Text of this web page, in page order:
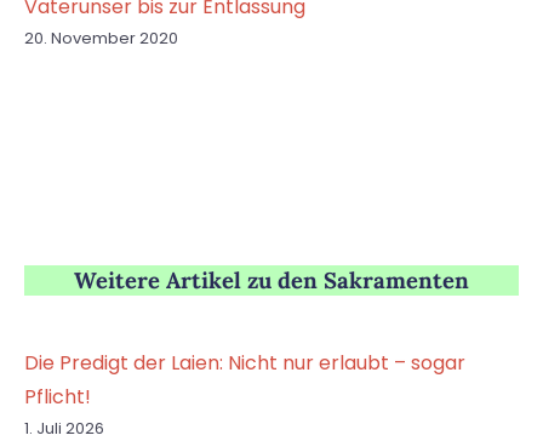
Vaterunser bis zur Entlassung
20. November 2020
Weitere Artikel zu den Sakramenten
Die Predigt der Laien: Nicht nur erlaubt – sogar
Pflicht!
1. Juli 2026